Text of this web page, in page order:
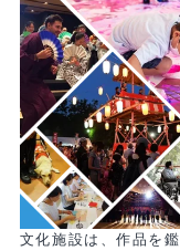
文化施設は、作品を